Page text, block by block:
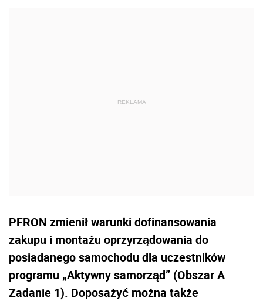
PFRON zmienił warunki dofinansowania
zakupu i montażu oprzyrządowania do
posiadanego samochodu dla uczestników
programu „Aktywny samorząd” (Obszar A
Zadanie 1). Doposażyć można także